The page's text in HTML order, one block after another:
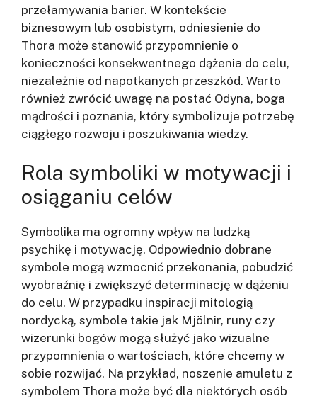
przełamywania barier. W kontekście
biznesowym lub osobistym, odniesienie do
Thora może stanowić przypomnienie o
konieczności konsekwentnego dążenia do celu,
niezależnie od napotkanych przeszkód. Warto
również zwrócić uwagę na postać Odyna, boga
mądrości i poznania, który symbolizuje potrzebę
ciągłego rozwoju i poszukiwania wiedzy.
Rola symboliki w motywacji i
osiąganiu celów
Symbolika ma ogromny wpływ na ludzką
psychikę i motywację. Odpowiednio dobrane
symbole mogą wzmocnić przekonania, pobudzić
wyobraźnię i zwiększyć determinację w dążeniu
do celu. W przypadku inspiracji mitologią
nordycką, symbole takie jak Mjölnir, runy czy
wizerunki bogów mogą służyć jako wizualne
przypomnienia o wartościach, które chcemy w
sobie rozwijać. Na przykład, noszenie amuletu z
symbolem Thora może być dla niektórych osób